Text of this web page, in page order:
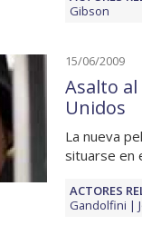
Gibson
15/06/2009
Asalto
Unidos
La nueva
situarse en
ACTORES
Gandolfini